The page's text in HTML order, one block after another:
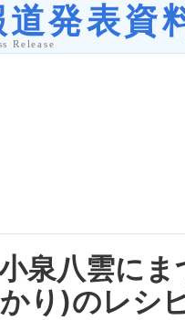
八雲にま
り)のレシ